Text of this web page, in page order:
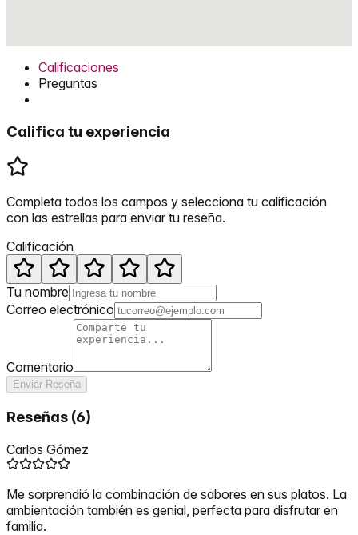
Calificaciones
Preguntas
Califica tu experiencia
Completa todos los campos y selecciona tu calificación
con las estrellas para enviar tu reseña.
Calificación
Tu nombre
Correo electrónico
Comentario
Enviar Reseña
Reseñas (6)
Carlos Gómez
Me sorprendió la combinación de sabores en sus platos. La
ambientación también es genial, perfecta para disfrutar en
familia.